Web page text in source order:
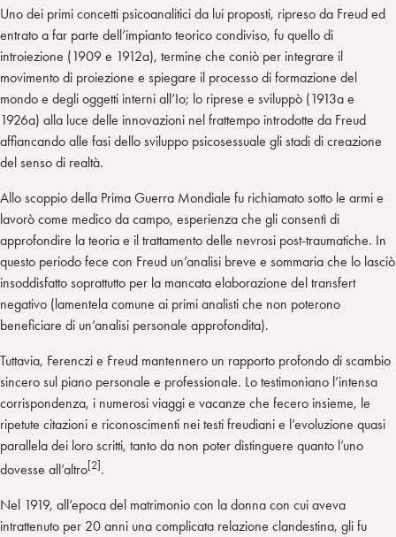
Uno dei primi concetti psicoanalitici da lui proposti, ripreso da Freud ed
entrato a far parte dell’impianto teorico condiviso, fu quello di
introiezione (1909 e 1912a), termine che coniò per integrare il
movimento di proiezione e spiegare il processo di formazione del
mondo e degli oggetti interni all’Io; lo riprese e sviluppò (1913a e
1926a) alla luce delle innovazioni nel frattempo introdotte da Freud
affiancando alle fasi dello sviluppo psicosessuale gli stadi di creazione
del senso di realtà.
Allo scoppio della Prima Guerra Mondiale fu richiamato sotto le armi e
lavorò come medico da campo, esperienza che gli consentì di
approfondire la teoria e il trattamento delle nevrosi post-traumatiche. In
questo periodo fece con Freud un’analisi breve e sommaria che lo lasciò
insoddisfatto soprattutto per la mancata elaborazione del transfert
negativo (lamentela comune ai primi analisti che non poterono
beneficiare di un’analisi personale approfondita).
Tuttavia, Ferenczi e Freud mantennero un rapporto profondo di scambio
sincero sul piano personale e professionale. Lo testimoniano l’intensa
corrispondenza, i numerosi viaggi e vacanze che fecero insieme, le
ripetute citazioni e riconoscimenti nei testi freudiani e l’evoluzione quasi
parallela dei loro scritti, tanto da non poter distinguere quanto l’uno
dovesse all’altro[2].
Nel 1919, all’epoca del matrimonio con la donna con cui aveva
intrattenuto per 20 anni una complicata relazione clandestina, gli fu